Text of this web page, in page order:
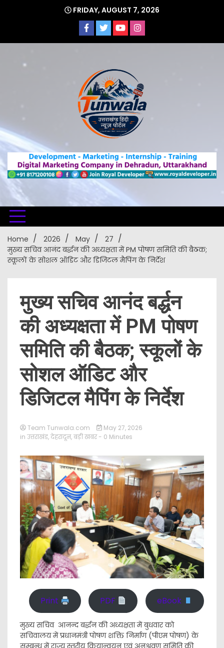
FRIDAY, AUGUST 7, 2026
Uttarakhand Hindi News Portal
Home 2026 May
27
मुख्य सचिव आनंद बर्द्धन की अध्यक्षता में PM पोषण समिति की बैठक;
स्कूलों के सोशल ऑडिट और डिजिटल मैपिंग के निर्देश
मुख्य सचिव आनंद बर्द्धन
की अध्यक्षता में PM पोषण
समिति की बैठक; स्कूलों के
सोशल ऑडिट और
डिजिटल मैपिंग के निर्देश
Team Tunwala.com
May 27, 2026
in उत्तराखंड,देहरादून,बड़ी खबर - 0 Minutes
Print PDF eBook
मुख्य सचिव आनन्द बर्द्धन की अध्यक्षता में बुधवार को
सचिवालय में प्रधानमंत्री पोषण शक्ति निर्माण (पीएम पोषण) के
सम्बन्ध में राज्य स्तरीय क्रियान्वयन एवं अनुश्रवण समिति की